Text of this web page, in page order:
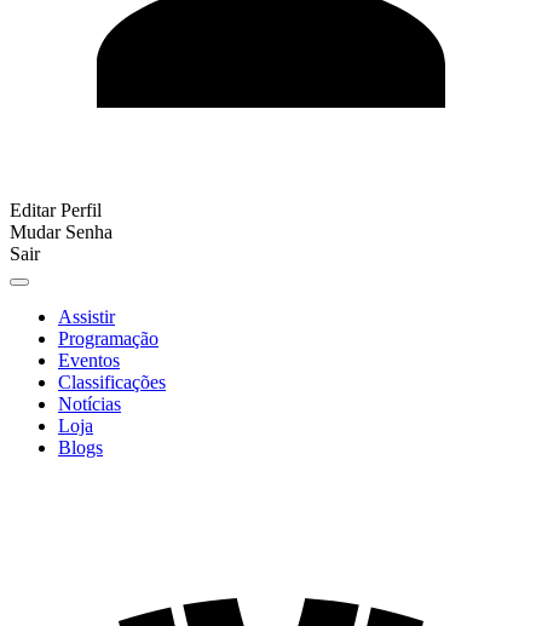
Editar Perfil
Mudar Senha
Sair
Assistir
Programação
Eventos
Classificações
Notícias
Loja
Blogs